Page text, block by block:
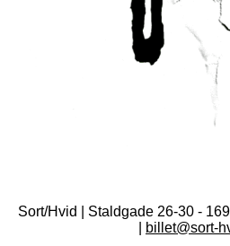
Sort/Hvid | Staldgade 26-30 -
billet@sort-